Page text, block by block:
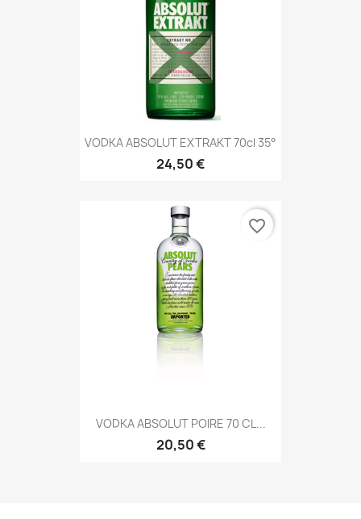
VODKA ABSOLUT EXTRAKT 70cl 35°
24,50 €
VODKA ABSOLUT POIRE 70 CL...
20,50 €
favorite_border